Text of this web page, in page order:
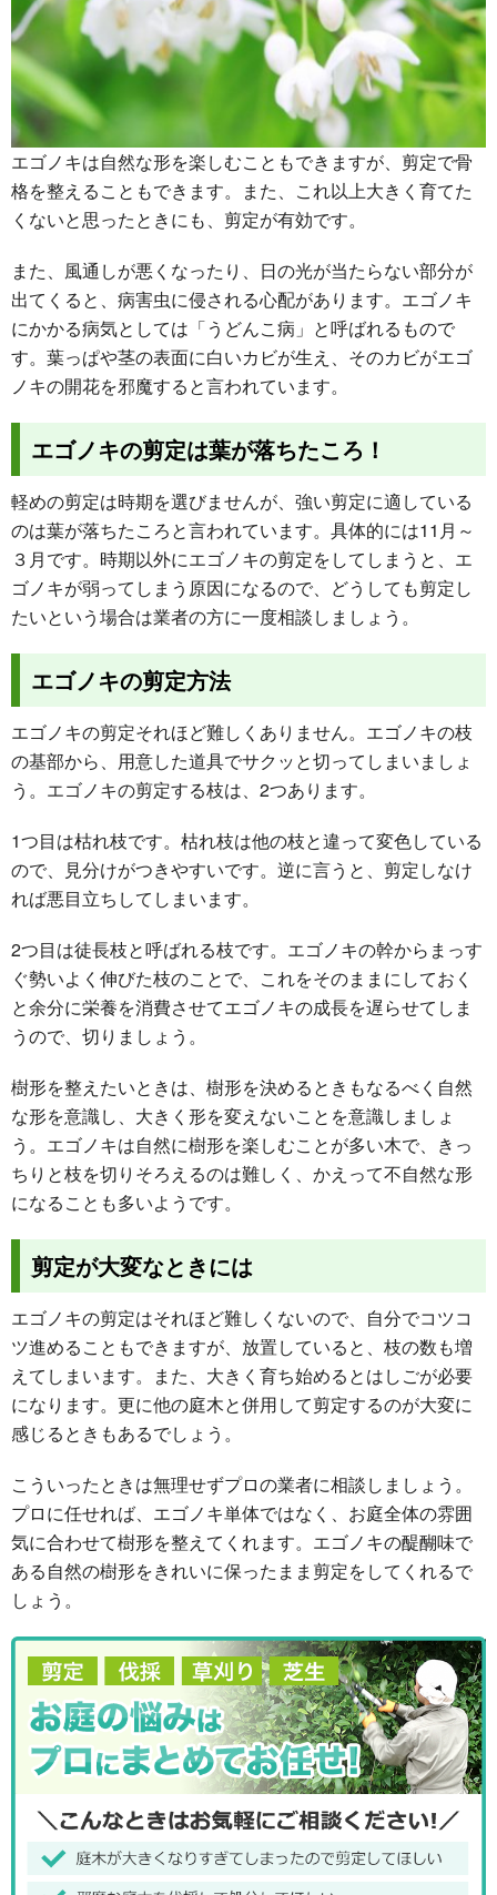
エゴノキは自然な形を楽しむこともできますが、剪定で骨
格を整えることもできます。また、これ以上大きく育てた
くないと思ったときにも、剪定が有効です。
また、風通しが悪くなったり、日の光が当たらない部分が
出てくると、病害虫に侵される心配があります。エゴノキ
にかかる病気としては「うどんこ病」と呼ばれるもので
す。葉っぱや茎の表面に白いカビが生え、そのカビがエゴ
ノキの開花を邪魔すると言われています。
エゴノキの剪定は葉が落ちたころ！
軽めの剪定は時期を選びませんが、強い剪定に適している
のは葉が落ちたころと言われています。具体的には11月～
３月です。時期以外にエゴノキの剪定をしてしまうと、エ
ゴノキが弱ってしまう原因になるので、どうしても剪定し
たいという場合は業者の方に一度相談しましょう。
エゴノキの剪定方法
エゴノキの剪定それほど難しくありません。エゴノキの枝
の基部から、用意した道具でサクッと切ってしまいましょ
う。エゴノキの剪定する枝は、2つあります。
1つ目は枯れ枝です。枯れ枝は他の枝と違って変色している
ので、見分けがつきやすいです。逆に言うと、剪定しなけ
れば悪目立ちしてしまいます。
2つ目は徒長枝と呼ばれる枝です。エゴノキの幹からまっす
ぐ勢いよく伸びた枝のことで、これをそのままにしておく
と余分に栄養を消費させてエゴノキの成長を遅らせてしま
うので、切りましょう。
樹形を整えたいときは、樹形を決めるときもなるべく自然
な形を意識し、大きく形を変えないことを意識しましょ
う。エゴノキは自然に樹形を楽しむことが多い木で、きっ
ちりと枝を切りそろえるのは難しく、かえって不自然な形
になることも多いようです。
剪定が大変なときには
エゴノキの剪定はそれほど難しくないので、自分でコツコ
ツ進めることもできますが、放置していると、枝の数も増
えてしまいます。また、大きく育ち始めるとはしごが必要
になります。更に他の庭木と併用して剪定するのが大変に
感じるときもあるでしょう。
こういったときは無理せずプロの業者に相談しましょう。
プロに任せれば、エゴノキ単体ではなく、お庭全体の雰囲
気に合わせて樹形を整えてくれます。エゴノキの醍醐味で
ある自然の樹形をきれいに保ったまま剪定をしてくれるで
しょう。